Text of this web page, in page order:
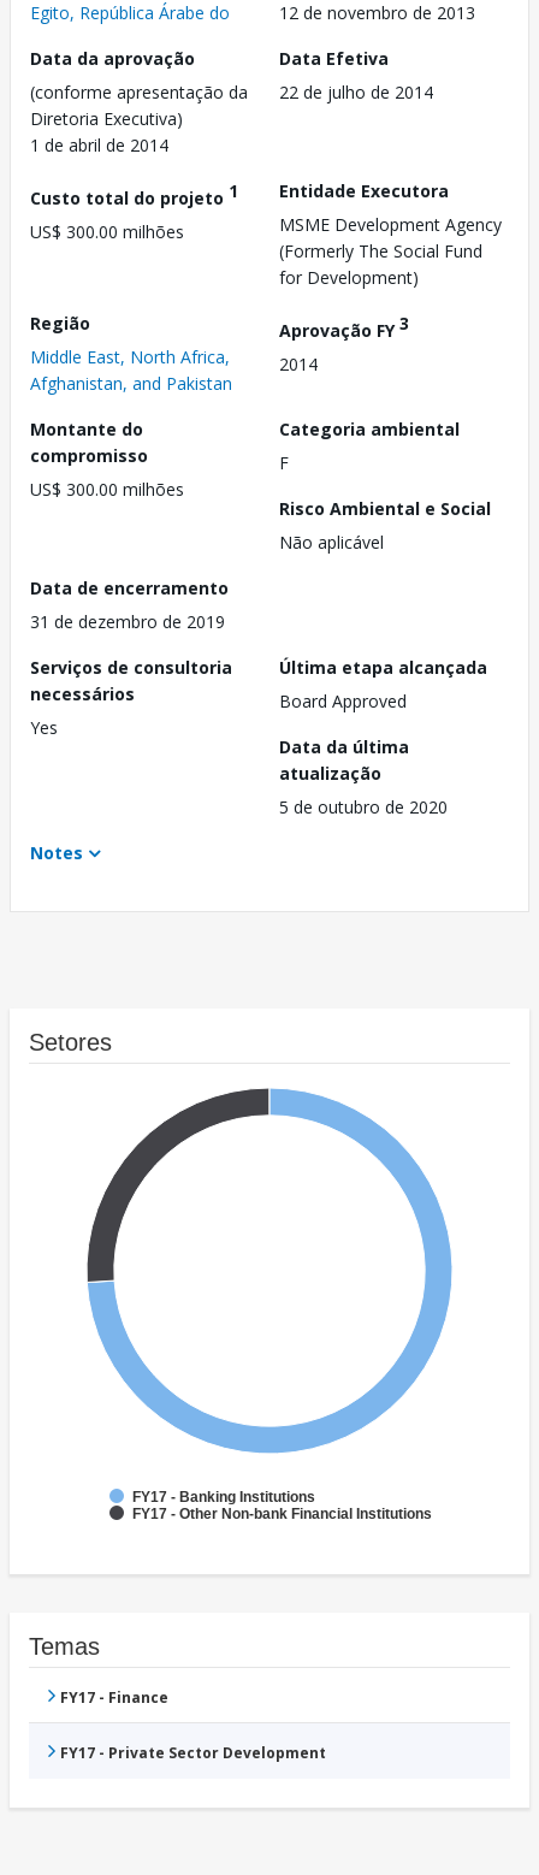
Egito, República Árabe do
12 de novembro de 2013
Data da aprovação
(conforme apresentação da
Diretoria Executiva)
1 de abril de 2014
Data Efetiva
22 de julho de 2014
Custo total do projeto 1
US$ 300.00 milhões
Entidade Executora
MSME Development Agency
(Formerly The Social Fund
for Development)
Região
Middle East, North Africa,
Afghanistan, and Pakistan
Aprovação FY3
2014
Montante do
compromisso
US$ 300.00 milhões
Categoria ambiental
F
Risco Ambiental e Social
Não aplicável
Data de encerramento
31 de dezembro de 2019
Serviços de consultoria
necessários
Yes
Última etapa alcançada
Board Approved
Data da última
atualização
5 de outubro de 2020
Notes
Setores
FY17 - Banking Institutions
FY17 - Other Non-bank Financial Institutions
Temas
FY17 - Finance
FY17 - Private Sector Development